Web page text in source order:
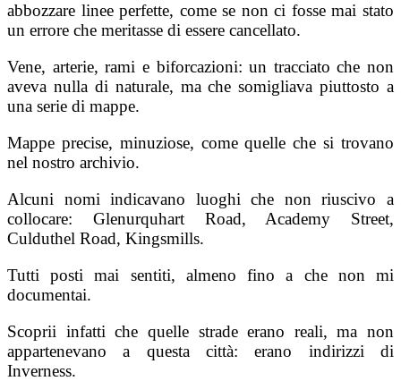
abbozzare linee perfette, come se non ci fosse mai stato
un errore che meritasse di essere cancellato.
Vene, arterie, rami e biforcazioni: un traccia­to che non
aveva nulla di naturale, ma che somi­gliava piuttosto a
una serie di mappe.
Mappe precise, minuziose, come quelle che si trovano
nel nostro archivio.
Alcuni nomi indicavano luoghi che non riu­scivo a
collocare: Glenurquhart Road, Academy Street,
Culduthel Road, Kingsmills.
Tutti posti mai sentiti, almeno fino a che non mi
documentai.
Scoprii infatti che quelle strade erano reali, ma non
appartenevano a questa città: erano indiriz­zi di
Inverness.